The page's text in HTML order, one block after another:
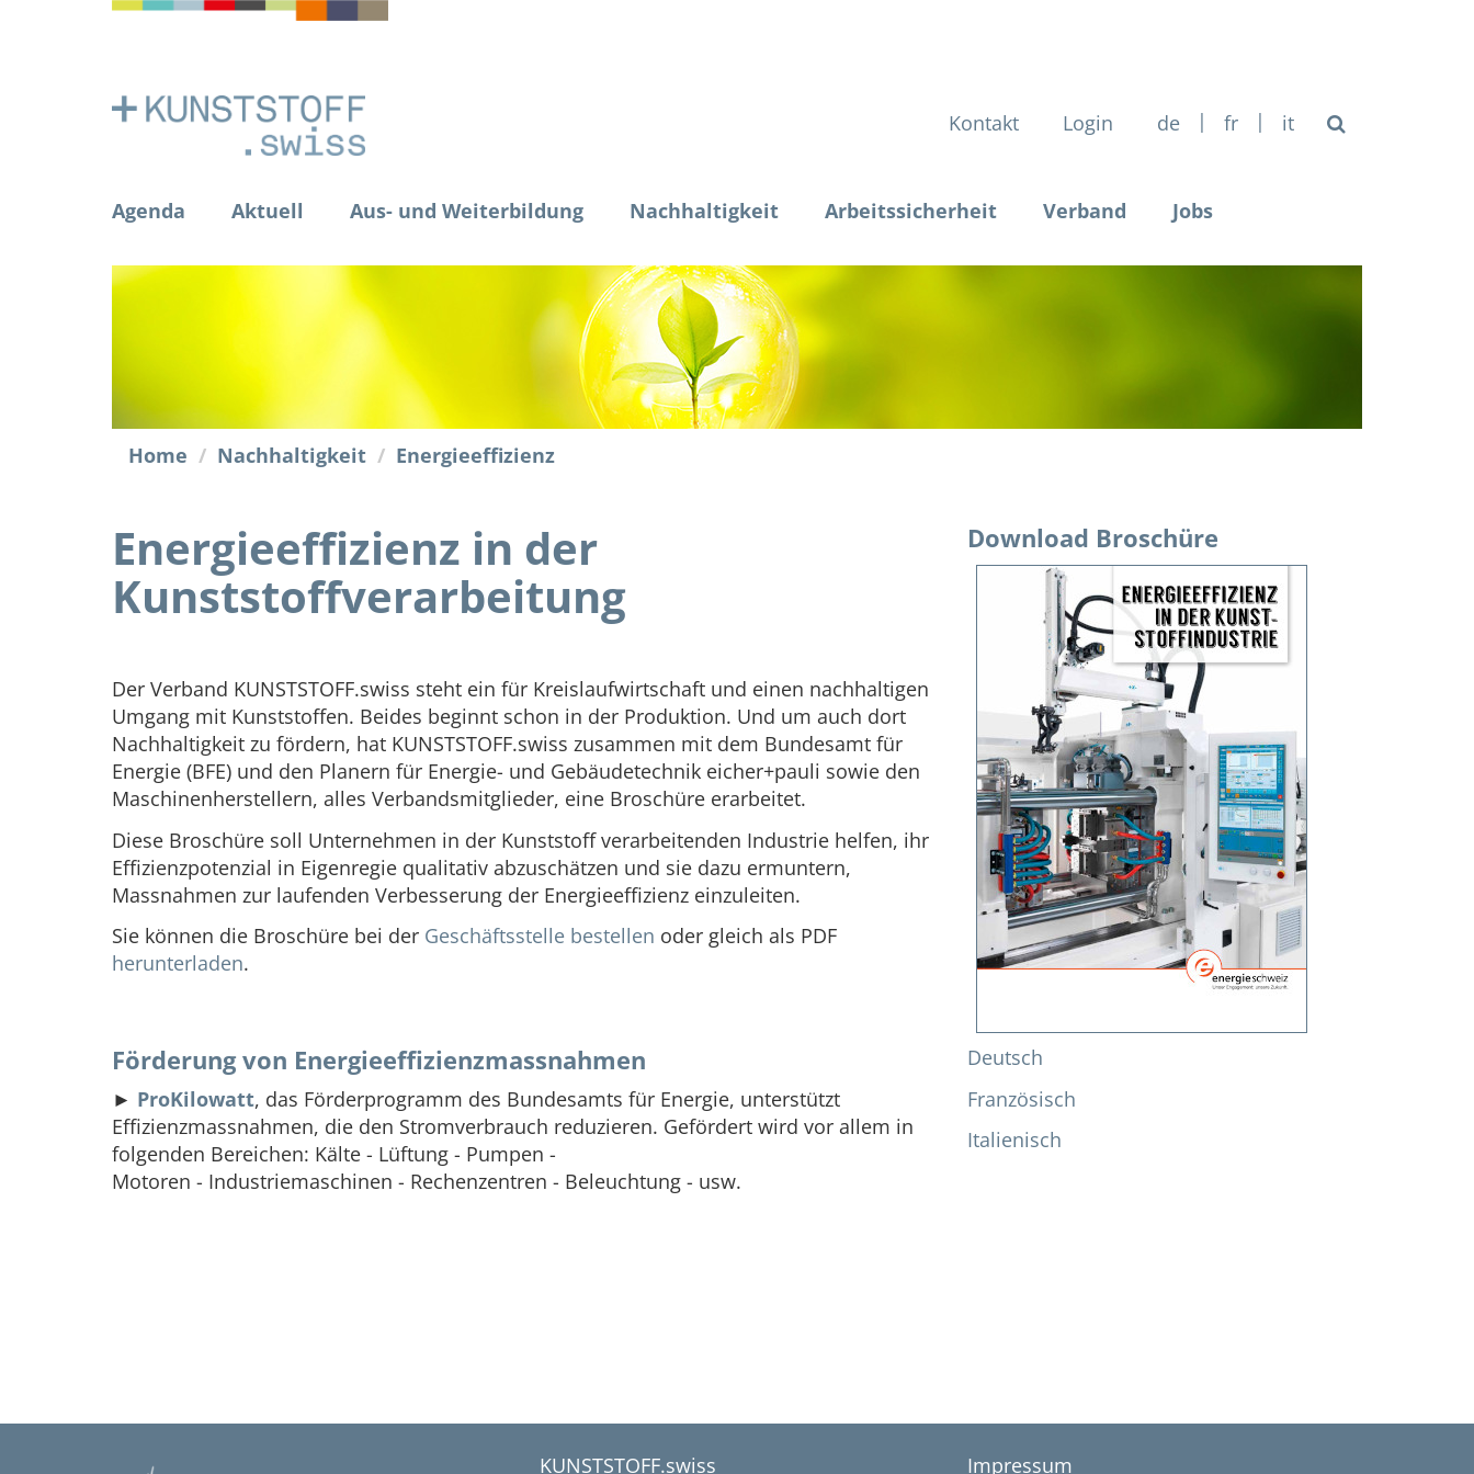
Kontakt Login de | fr | it
Agenda Aktuell Aus- und Weiterbildung Nachhaltigkeit Arbeitssicherheit Verband Jobs
Home Nachhaltigkeit Energieeffizienz
Energieeffizienz in der
Kunststoffverarbeitung
Der Verband KUNSTSTOFF.swiss steht ein für Kreislaufwirtschaft und einen nachhaltigen
Umgang mit Kunststoffen. Beides beginnt schon in der Produktion. Und um auch dort
Nachhaltigkeit zu fördern, hat KUNSTSTOFF.swiss zusammen mit dem Bundesamt für
Energie (BFE) und den Planern für Energie- und Gebäudetechnik eicher+pauli sowie den
Maschinenherstellern, alles Verbandsmitglieder, eine Broschüre erarbeitet.
Diese Broschüre soll Unternehmen in der Kunststoff verarbeitenden Industrie helfen, ihr
Effizienzpotenzial in Eigenregie qualitativ abzuschätzen und sie dazu ermuntern,
Massnahmen zur laufenden Verbesserung der Energieeffizienz einzuleiten.
Sie können die Broschüre bei der Geschäftsstelle bestellen oder gleich als PDF
herunterladen.
Förderung von Energieeffizienzmassnahmen
► ProKilowatt, das Förderprogramm des Bundesamts für Energie, unterstützt
Effizienzmassnahmen, die den Stromverbrauch reduzieren. Gefördert wird vor allem in
folgenden Bereichen: Kälte - Lüftung - Pumpen -
Motoren - Industriemaschinen - Rechenzentren - Beleuchtung - usw.
Download Broschüre
Deutsch
Französisch
Italienisch
KUNSTSTOFF.swiss Impressum